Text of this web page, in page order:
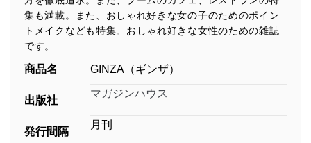
集も満載。また、おしゃれ好きな女の子のためのポイン
トメイクなども特集。おしゃれ好きな女性のための雑誌
です。
商品名 GINZA（ギンザ）
出版社
マガジンハウス
発行間隔
月刊